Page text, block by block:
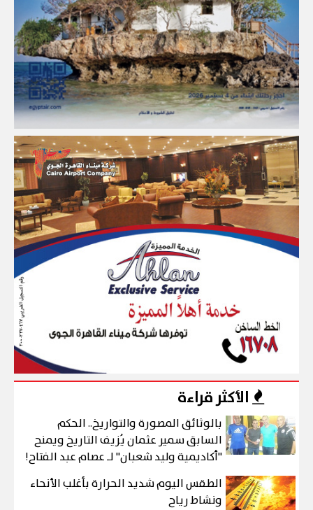
الأكثر قراءة
بالوثائق المصورة والتواريخ.. الحكم
السابق سمير عثمان يُزيف التاريخ ويمنح
"أكاديمية وليد شعبان" لـ عصام عبد الفتاح!
الطقس اليوم شديد الحرارة بأغلب الأنحاء
ونشاط رياح